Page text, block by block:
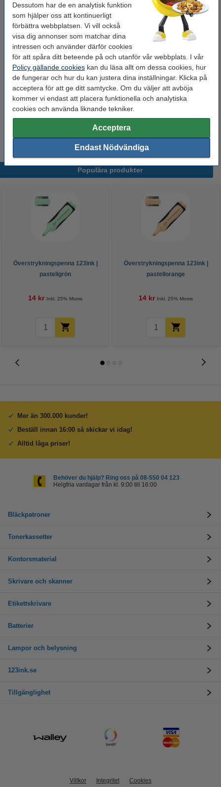
Dessutom har de en analytisk funktion
som hjälper oss att kontinuerligt
förbättra webbplatsen. Vi vill också
visa dig annonser som matchar dina
intressen och använder därför cookies
för att spåra ditt beteende på och utanför vår webbplats. I vår
Policy gällande cookies kan du läsa allt om dessa cookies, hur
de fungerar och hur du kan justera dina inställningar. Klicka på
acceptera för att ge ditt samtycke. Om du väljer att avböja
kommer vi endast att placera funktionella och analytiska
cookies och använda liknande tekniker.
Acceptera
Endast Nödvändiga
Tejp 19mm x 33m | 123ink | 8st
95 kr
Letar du efter en annan färg?
sorterade
färger
gul grön orange rosa
pastellgrön pastellorange
Populära produkter
Överstrykningspenna 123ink |
pastellgrön
14 kr Inkl. 25% Moms
Överstrykningspenna 123ink |
pastellorange
14 kr Inkl. 25% Moms
Mer än 300.000 kunder!
Beställ innan 16:00 så skickar vi idag!
Alltid låga priser!
Behöver du hjälp? Ring oss på 08-550 04 123
Helgfria vardagar från kl. 9:00 till 16:00
Bläckpatroner
Tonerkassetter
Kontorsmaterial
Skrivare och skanner
Etikettskrivare
Batterier
Lampor och belysning
123ink.se
Tillgänglighet
Villkor Integritet Cookies